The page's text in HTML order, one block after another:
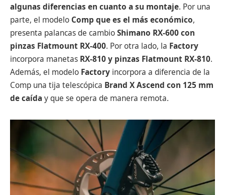
algunas diferencias en cuanto a su montaje. Por una
parte, el modelo Comp que es el más económico,
presenta palancas de cambioShimano RX-600 con
pinzas Flatmount RX-400. Por otra lado, la Factory
incorpora manetas RX-810 y pinzas Flatmount RX-810.
Además, el modelo Factory incorpora a diferencia de la
Comp una tija telescópica Brand X Ascend con 125 mm
de caíday que se opera de manera remota.